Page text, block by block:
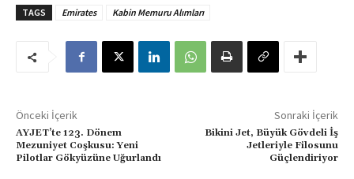
TAGS Emirates Kabin Memuru Alımları
Önceki İçerik
AYJET’te 123. Dönem
Mezuniyet Coşkusu: Yeni
Pilotlar Gökyüzüne Uğurlandı
Sonraki İçerik
Bikini Jet, Büyük Gövdeli İş
Jetleriyle Filosunu
Güçlendiriyor